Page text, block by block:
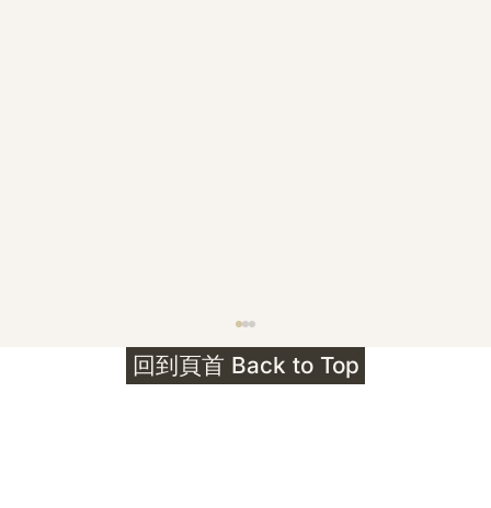
回到頁首 Back to Top